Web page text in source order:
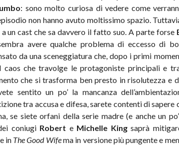
: sono molto curiosa di vedere come
non hanno avuto moltissimo spazio.
un cast che sa davvero il fatto suo. A parte forse
avere qualche problema di eccesso di
da una sceneggiatura che, dopo i primi
caos che travolge le protagoniste principali e
che si trasforma ben presto in risolutezza e
sentito un po’ la mancanza
tra accusa e difesa, sarete contenti di
se siete orfani della serie madre (e anche un
coniugi Robert e Michelle Kingsaprà
in The Good Wifema in versione più pungente e